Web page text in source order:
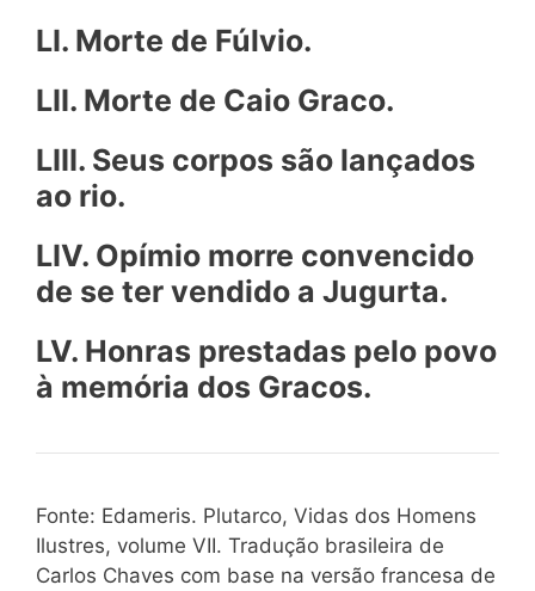
LI. Morte de Fúlvio.
LII. Morte de Caio Graco.
LIII. Seus corpos são lançados
ao rio.
LIV. Opímio morre convencido
de se ter vendido a Jugurta.
LV. Honras prestadas pelo povo
à memória dos Gracos.
Fonte: Edameris. Plutarco, Vidas dos Homens
Ilustres, volume VII. Tradução brasileira de
Carlos Chaves com base na versão francesa de